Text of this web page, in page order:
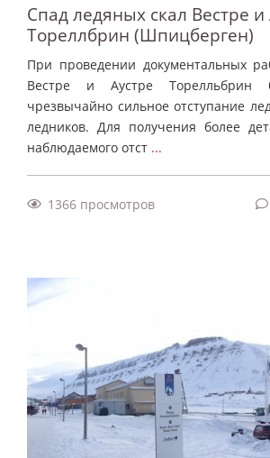
Спад ледяных скал Вестре и
Тореллбрин (Шпицберген)
При проведении документальных
Вестре и Аустре Торелльбрин
чрезвычайно сильное отступание
ледников. Для получения более
наблюдаемого отст ...
1366 просмотров